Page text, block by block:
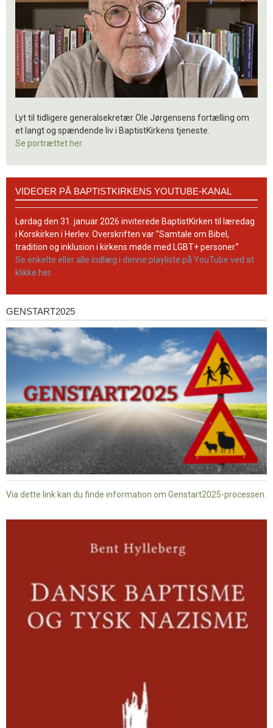
Lyt til tidligere generalsekretær Ole Jørgensens fortælling om
et langt og spændende liv i BaptistKirkens tjeneste.
Se portrættet her.
BaptistKirkens
YouTube-
kanal
VIDEOER PÅ BAPTISTKIRKENS YOUTUBE-KANAL
Lørdag den 31. januar 2026 inviterede BaptistKirken til læredag
i Korskirken i Herlev. Overskriften var ”Samtale om Bibel,
tradition og inklusion i kirkens møde med LGBT+ personer.”
Se enkelte eller alle indlæg i denne playliste på YouTube ved at
klikke her.
Genstart2025
GENSTART2025
Via dette link kan du finde information om Genstart2025-processen.